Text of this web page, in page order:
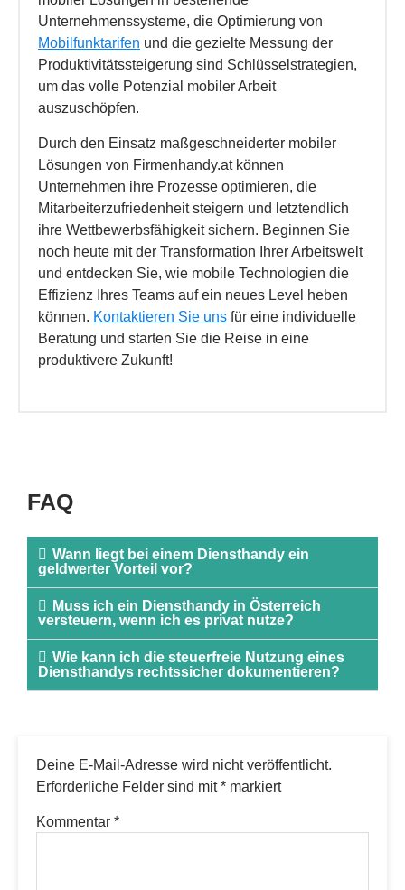
Unternehmenssysteme, die Optimierung von
Mobilfunktarifen und die gezielte Messung der
Produktivitätssteigerung sind Schlüsselstrategien,
um das volle Potenzial mobiler Arbeit
auszuschöpfen.
Durch den Einsatz maßgeschneiderter mobiler
Lösungen von Firmenhandy.at können
Unternehmen ihre Prozesse optimieren, die
Mitarbeiterzufriedenheit steigern und letztendlich
ihre Wettbewerbsfähigkeit sichern. Beginnen Sie
noch heute mit der Transformation Ihrer Arbeitswelt
und entdecken Sie, wie mobile Technologien die
Effizienz Ihres Teams auf ein neues Level heben
können. Kontaktieren Sie uns für eine individuelle
Beratung und starten Sie die Reise in eine
produktivere Zukunft!
FAQ
Wann liegt bei einem Diensthandy ein
geldwerter Vorteil vor?
Muss ich ein Diensthandy in Österreich
versteuern, wenn ich es privat nutze?
Wie kann ich die steuerfreie Nutzung eines
Diensthandys rechtssicher dokumentieren?
Deine E-Mail-Adresse wird nicht veröffentlicht.
Erforderliche Felder sind mit* markiert
Kommentar *